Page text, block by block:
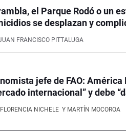
el Parque Rodó o un
se desplazan y
FRANCISCO PITTALUGA
jefe de FAO:
internacional” y debe
FLORENCIA NICHELE Y MARTÍN MOCOROA